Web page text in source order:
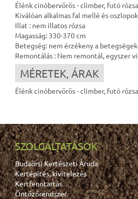
Élénk cinóbervörös - climber, futó rózsa
Kiválóan alkalmas fal mellé és
Illat : nem illatos rózsa
Magasság: 330-370 cm
Betegség: nem érzékeny a
Remontálás : Nem remontál, egyszer
MÉRETEK, ÁRAK
Élénk cinóbervörös - climber, futó rózsa
SZOLGÁLTATÁSOK
Budaörsi Kertészeti Áruda
Kertépítés, kivitelezés
Kertfenntartás
Öntözőrendszer